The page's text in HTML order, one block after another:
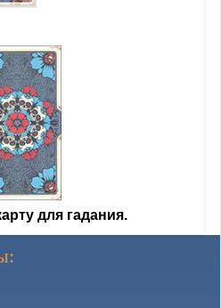
для гадания.